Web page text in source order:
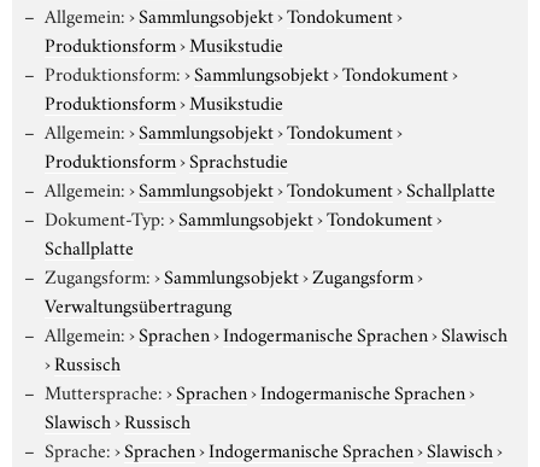
Allgemein:›Sammlungsobjekt›Tondokument›
Produktionsform›Musikstudie
Produktionsform:›Sammlungsobjekt›Tondokument›
Produktionsform›Musikstudie
Allgemein:›Sammlungsobjekt›Tondokument›
Produktionsform›Sprachstudie
Allgemein:›Sammlungsobjekt›Tondokument›Schallplatte
Dokument-Typ:›Sammlungsobjekt›Tondokument›
Schallplatte
Zugangsform:›Sammlungsobjekt›Zugangsform›
Verwaltungsübertragung
Allgemein:›Sprachen›Indogermanische Sprachen›Slawisch
›Russisch
Muttersprache:›Sprachen›Indogermanische Sprachen›
Slawisch›Russisch
Sprache:›Sprachen›Indogermanische Sprachen›Slawisch›